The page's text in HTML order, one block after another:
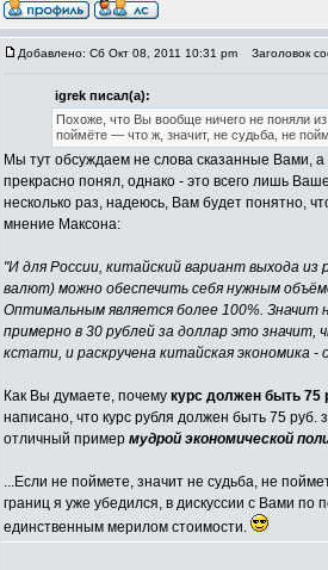
Добавлено: Сб Окт 08, 2011 10:31 pm Заголовок
igrek писал(а):
Похоже, что Вы вообще ничего не поняли
поймёте — что ж, значит, не судьба, не
Мы тут обсуждаем не слова сказанные Вами,
прекрасно понял, однако - это всего лишь
несколько раз, надеюсь, Вам будет понятно,
мнение Максона:
"И для России, китайский вариант выхода
валют) можно обеспечить себя нужным
Оптимальным является более 100%. Значит
примерно в 30 рублей за доллар это
кстати, и раскручена китайская экономика
Как Вы думаете, почему курс должен быть 75
написано, что курс рубля должен быть 75 руб.
отличный пример мудрой экономической
...Если не поймете, значит не судьба, не
границ я уже убедился, в дискуссии с Вами по
единственным мерилом стоимости.